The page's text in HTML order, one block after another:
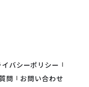
イバシーポリシー
問 お問い合わせ